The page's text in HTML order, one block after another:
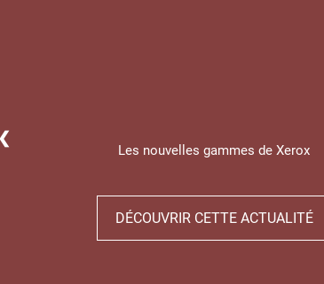
Les nouvelles gammes de Xerox
DÉCOUVRIR CETTE ACTUALITÉ
❮